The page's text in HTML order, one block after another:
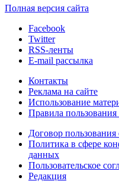
Полная версия сайта
Facebook
Twitter
RSS-ленты
E-mail рассылка
Контакты
Реклама на сайте
Использование
Правила пользования
Договор пользования
Политика в сфере
данных
Пользовательское
Редакция